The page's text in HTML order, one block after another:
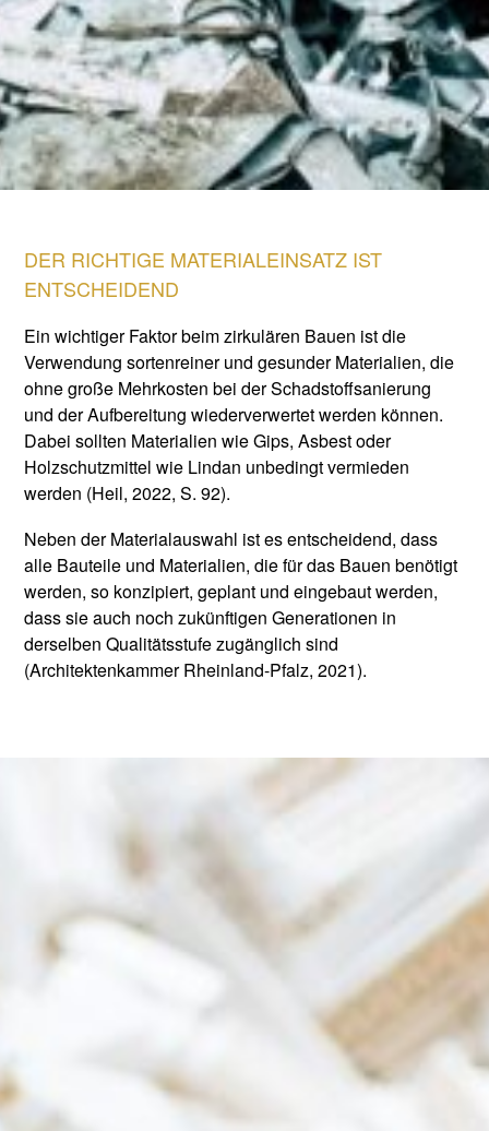
DER RICHTIGE MATERIALEINSATZ IST
ENTSCHEIDEND
Ein wichtiger Faktor beim zirkulären Bauen ist die
Verwendung sortenreiner und gesunder Materialien, die
ohne große Mehrkosten bei der Schadstoffsanierung
und der Aufbereitung wiederverwertet werden können.
Dabei sollten Materialien wie Gips, Asbest oder
Holzschutzmittel wie Lindan unbedingt vermieden
werden (Heil, 2022, S. 92).
Neben der Materialauswahl ist es entscheidend, dass
alle Bauteile und Materialien, die für das Bauen benötigt
werden, so konzipiert, geplant und eingebaut werden,
dass sie auch noch zukünftigen Generationen in
derselben Qualitätsstufe zugänglich sind
(Architektenkammer Rheinland-Pfalz, 2021).